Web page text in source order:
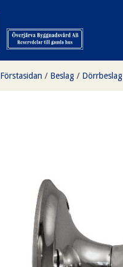
Förstasidan / Beslag / Dörrbeslag